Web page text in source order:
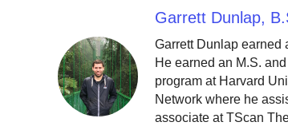
Garrett Dunlap,
Garrett Dunlap earned
He earned an M.S.
program at Harvard
Network where he
associate at TScan